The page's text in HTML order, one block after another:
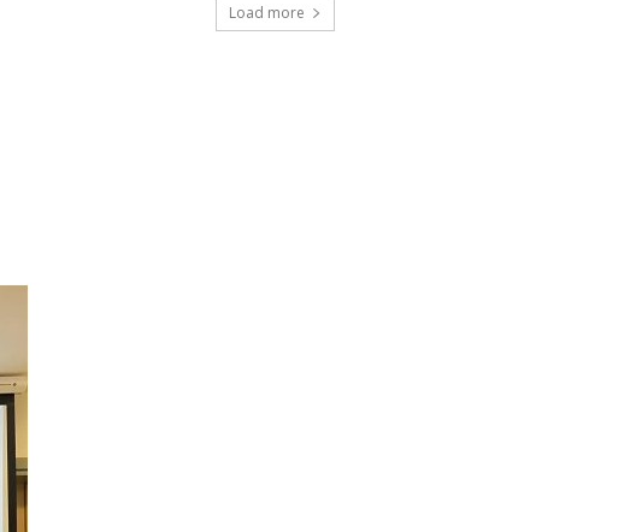
Load more